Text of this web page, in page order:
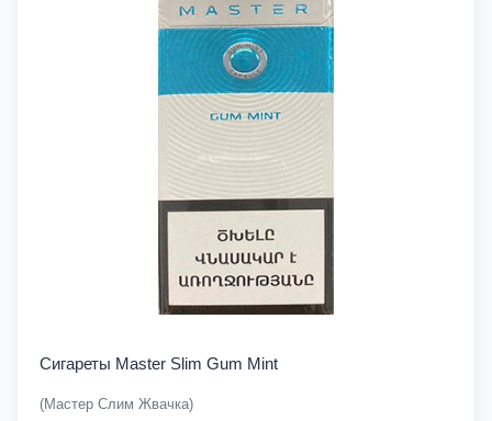
Сигареты Master Slim Gum Mint
(Мастер Слим Жвачка)